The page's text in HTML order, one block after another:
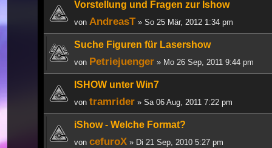
Vorstellung und Fragen zur Ishow
von AndreasT» So 25 Mär, 2012 1:34 pm
Suche Figuren für Lasershow
von Petriejuenger » Mo 26 Sep, 2011 9:44 pm
ISHOW unter Win7
von tramrider » Sa 06 Aug, 2011 7:22 pm
iShow - Welche Format?
von cefuroX » Di 21 Sep, 2010 5:27 pm